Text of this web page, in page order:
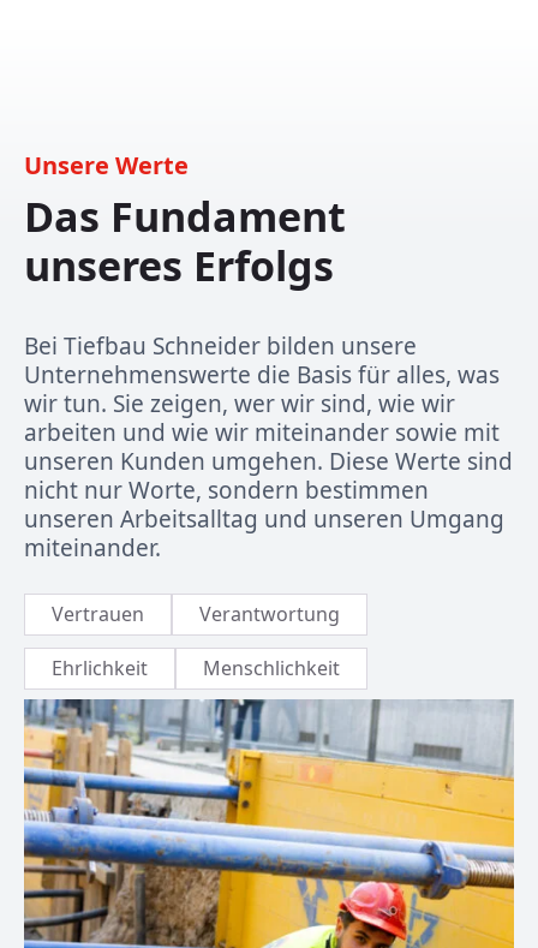
Unsere Werte
Das Fundament
unseres Erfolgs
Bei Tiefbau Schneider bilden unsere
Unternehmenswerte die Basis für alles, was
wir tun. Sie zeigen, wer wir sind, wie wir
arbeiten und wie wir miteinander sowie mit
unseren Kunden umgehen. Diese Werte sind
nicht nur Worte, sondern bestimmen
unseren Arbeitsalltag und unseren Umgang
miteinander.​
Vertrauen Verantwortung
Ehrlichkeit Menschlichkeit